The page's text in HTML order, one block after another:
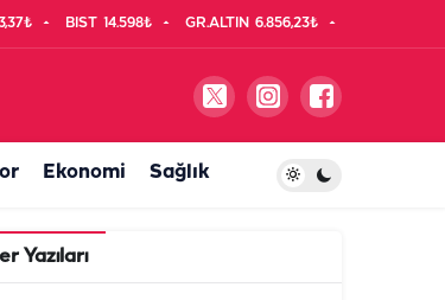
BIST 14.598₺ GR.ALTIN 6.856,23₺
Ekonomi Sağlık
Yazıları